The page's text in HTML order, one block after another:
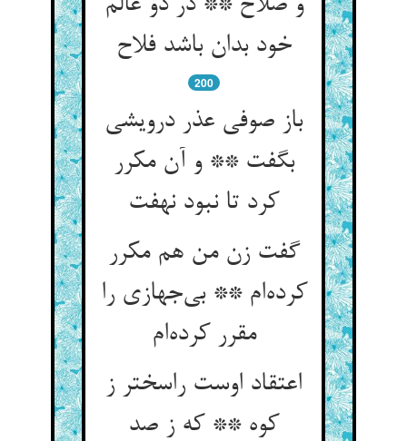
خود بدان باشد فلاح
200
باز صوفی عذر درویشی
بگفت ** و آن مکرر
کرد تا نبود نهفت
گفت زن من هم مکرر
کرده‌ام ** بی‌جهازی را
مقرر کرده‌ام
اعتقاد اوست راسختر ز
کوه ** که ز صد